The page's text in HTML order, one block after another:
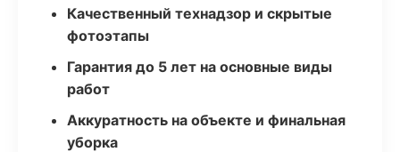
Качественный технадзор и скрытые
фотоэтапы
Гарантия до 5 лет на основные виды
работ
Аккуратность на объекте и финальная
уборка